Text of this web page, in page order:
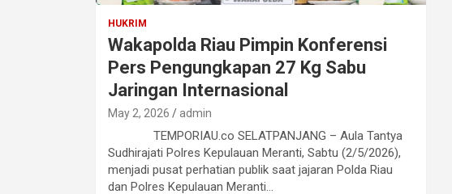
HUKRIM
Wakapolda Riau Pimpin Konferensi
Pers Pengungkapan 27 Kg Sabu
Jaringan Internasional
May 2, 2026 admin
TEMPORIAU.co SELATPANJANG – Aula Tantya
Sudhirajati Polres Kepulauan Meranti, Sabtu (2/5/2026),
menjadi pusat perhatian publik saat jajaran Polda Riau
dan Polres Kepulauan Meranti…